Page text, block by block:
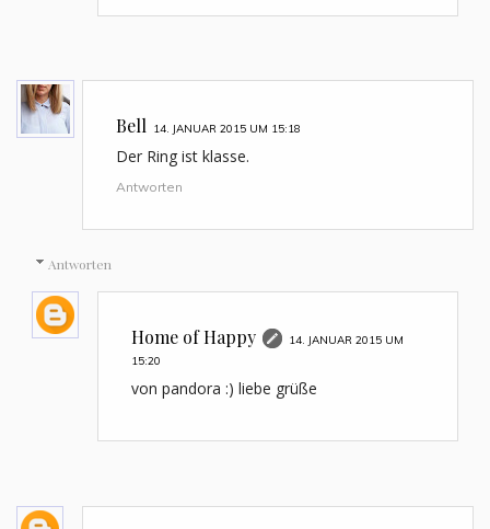
Bell 14. JANUAR 2015 UM 15:18
Der Ring ist klasse.
Antworten
Antworten
Home of Happy
14. JANUAR 2015 UM
15:20
von pandora :) liebe grüße